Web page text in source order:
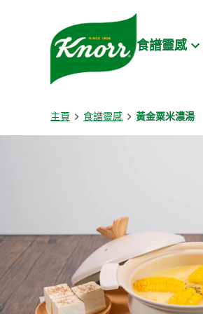
Skip to:
食譜靈感
主頁 食譜靈感 黃金粟米濃湯